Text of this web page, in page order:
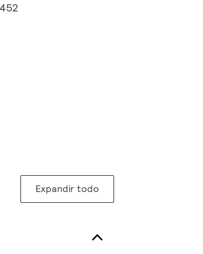
Expandir todo